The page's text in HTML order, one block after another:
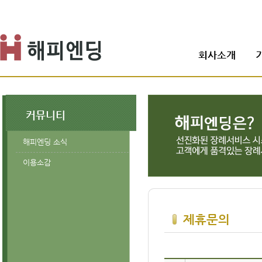
회사소개
커뮤니티
해피엔딩 소식
이용소감
제휴문의